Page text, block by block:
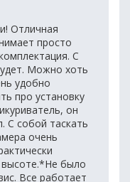
Отличная
просто
С
Можно хоть
удобно
про установку
он
С собой таскать
очень
высоте.*Не было
Все работает